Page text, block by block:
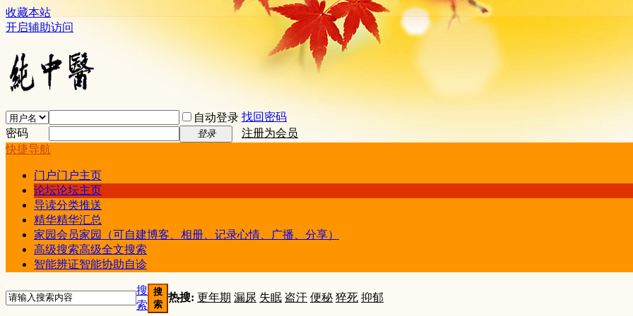
收藏本站
开启辅助访问
自动登录 找回密码
密码
登录
注册为会员
快捷导航
门户门户主页
论坛论坛主页
导读分类推送
精华精华汇总
家园会员家园（可自建博客、相册、记录心情、广播、分享）
高级搜索高级全文搜索
智能辨证智能协助自诊
搜
索
搜
索
热搜: 更年期 漏尿 失眠 盗汗 便秘 猝死 抑郁